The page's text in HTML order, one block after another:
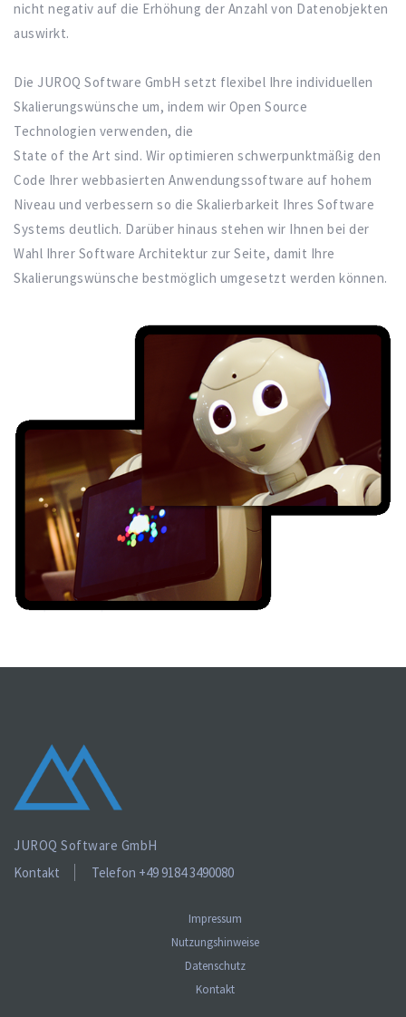
nicht negativ auf die Erhöhung der Anzahl von Datenobjekten
auswirkt.
Die JUROQ Software GmbH setzt flexibel Ihre individuellen
Skalierungswünsche um, indem wir Open Source
Technologien verwenden, die
State of the Art sind. Wir optimieren schwerpunktmäßig den
Code Ihrer webbasierten Anwendungssoftware auf hohem
Niveau und verbessern so die Skalierbarkeit Ihres Software
Systems deutlich. Darüber hinaus stehen wir Ihnen bei der
Wahl Ihrer Software Architektur zur Seite, damit Ihre
Skalierungswünsche bestmöglich umgesetzt werden können.
JUROQ Software GmbH
Kontakt
Telefon +49 9184 3490080
Impressum
Nutzungshinweise
Datenschutz
Kontakt